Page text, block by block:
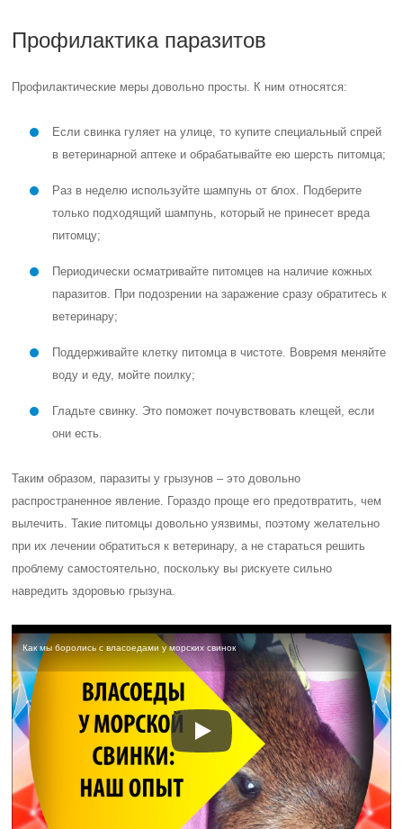
Профилактика паразитов
Профилактические меры довольно просты. К ним относятся:
Если свинка гуляет на улице, то купите специальный спрей
в ветеринарной аптеке и обрабатывайте ею шерсть питомца;
Раз в неделю используйте шампунь от блох. Подберите
только подходящий шампунь, который не принесет вреда
питомцу;
Периодически осматривайте питомцев на наличие кожных
паразитов. При подозрении на заражение сразу обратитесь к
ветеринару;
Поддерживайте клетку питомца в чистоте. Вовремя меняйте
воду и еду, мойте поилку;
Гладьте свинку. Это поможет почувствовать клещей, если
они есть.
Таким образом, паразиты у грызунов – это довольно
распространенное явление. Гораздо проще его предотвратить, чем
вылечить. Такие питомцы довольно уязвимы, поэтому желательно
при их лечении обратиться к ветеринару, а не стараться решить
проблему самостоятельно, поскольку вы рискуете сильно
навредить здоровью грызуна.
Как мы боролись с власоедами у морских свинок